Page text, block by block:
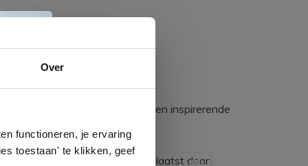
Over
functioneren, je ervaring
toestaan' te klikken, geef
Samen bouwen we een inspirerende